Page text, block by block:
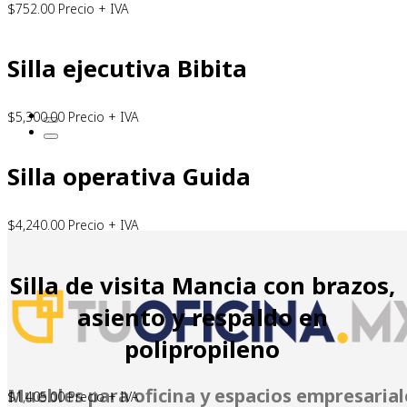
$752.00 Precio + IVA
Silla ejecutiva Bibita
$5,300.00 Precio + IVA
Silla operativa Guida
$4,240.00 Precio + IVA
Silla de visita Mancia con brazos,
asiento y respaldo en
polipropileno
$1,405.00Precio + IVA
Muebles para oficina y espacios